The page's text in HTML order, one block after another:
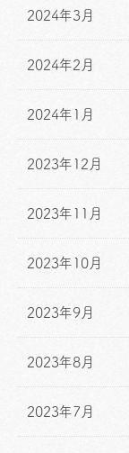
2024年3月
2024年2月
2024年1月
2023年12月
2023年11月
2023年10月
2023年9月
2023年8月
2023年7月